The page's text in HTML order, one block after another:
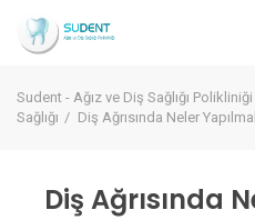
Sudent - Ağız ve Diş Sağlığı Polikliniği
Sağlığı
Diş Ağrısında Neler
Diş Ağrısında